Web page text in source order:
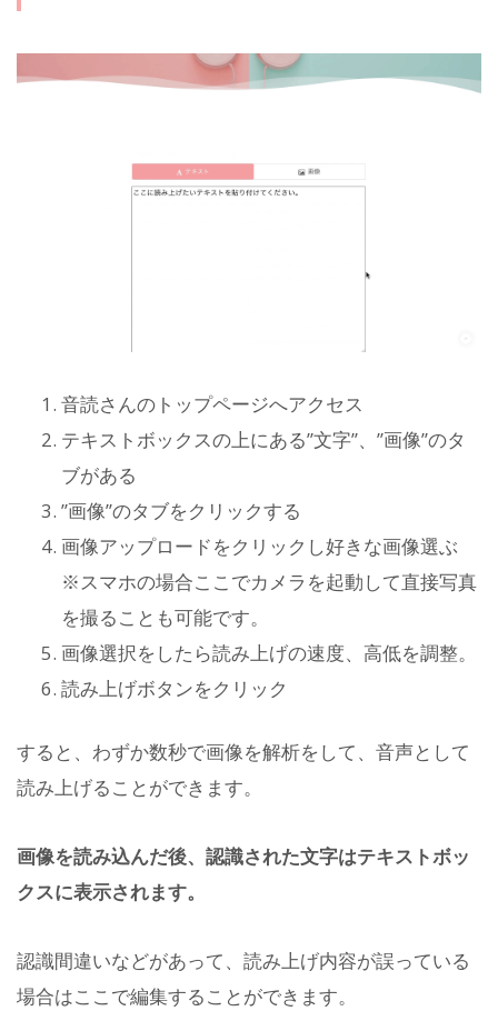
音読さんのトップページへアクセス
テキストボックスの上にある”文字”、”画像”のタ
ブがある
”画像”のタブをクリックする
画像アップロードをクリックし好きな画像選ぶ
※スマホの場合ここでカメラを起動して直接写真
を撮ることも可能です。
画像選択をしたら読み上げの速度、高低を調整。
読み上げボタンをクリック
すると、わずか数秒で画像を解析をして、音声として
読み上げることができます。
画像を読み込んだ後、認識された文字はテキストボッ
クスに表示されます。
認識間違いなどがあって、読み上げ内容が誤っている
場合はここで編集することができます。